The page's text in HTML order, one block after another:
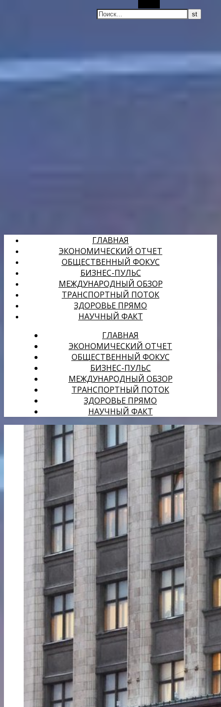
ГЛАВНАЯ
ЭКОНОМИЧЕСКИЙ ОТЧЕТ
ОБЩЕСТВЕННЫЙ ФОКУС
БИЗНЕС-ПУЛЬС
МЕЖДУНАРОДНЫЙ ОБЗОР
ТРАНСПОРТНЫЙ ПОТОК
ЗДОРОВЬЕ ПРЯМО
НАУЧНЫЙ ФАКТ
ГЛАВНАЯ
ЭКОНОМИЧЕСКИЙ ОТЧЕТ
ОБЩЕСТВЕННЫЙ ФОКУС
БИЗНЕС-ПУЛЬС
МЕЖДУНАРОДНЫЙ ОБЗОР
ТРАНСПОРТНЫЙ ПОТОК
ЗДОРОВЬЕ ПРЯМО
НАУЧНЫЙ ФАКТ